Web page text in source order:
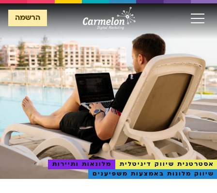
הרשמה
הרשמה
אסטרטגית שיווק דיגיטלית
מלונאות ותיירות
שיווק מלונות באמצעות משפיענים